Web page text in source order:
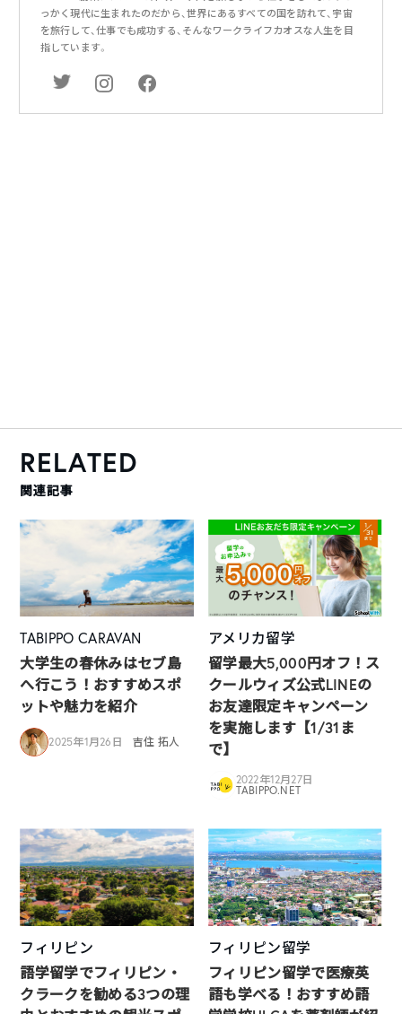
っかく現代に生まれたのだから、世界にあるすべての国を訪れて、宇宙
を旅行して、仕事でも成功する、そんなワークライフカオスな人生を目
指しています。
RELATED
関連記事
TABIPPO CARAVAN
大学生の春休みはセブ島
へ行こう！おすすめスポ
ットや魅力を紹介
2025年1月26日 吉住 拓人
アメリカ留学
留学最大5,000円オフ！ス
クールウィズ公式LINEの
お友達限定キャンペーン
を実施します【1/31ま
で】
2022年12月27日
TABIPPO.NET
フィリピン
語学留学でフィリピン・
クラークを勧める3つの理
フィリピン留学
フィリピン留学で医療英
語も学べる！おすすめ語